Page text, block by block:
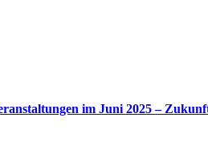
im Juni 2025 –